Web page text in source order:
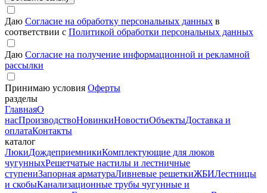
Даю Согласие на обработку персональных данных в
соответствии с Политикой обработки персональных данных
Даю Согласие на получение информационной и рекламной
рассылки
Принимаю условия Оферты
разделы
ГлавнаяО
насПроизводствоНовинкиНовостиОбъектыДоставка и
оплатаКонтакты
каталог
ЛюкиДождеприемникиКомплектующие для люков
чугунныхРешетчатые настилы и лестничные
ступениЗапорная арматураЛивневые решеткиЖБИЛестницы
и скобыКанализационные трубы чугунные и